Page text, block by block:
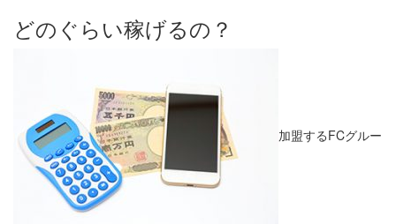
どのぐらい稼げるの？
加盟するFCグルー